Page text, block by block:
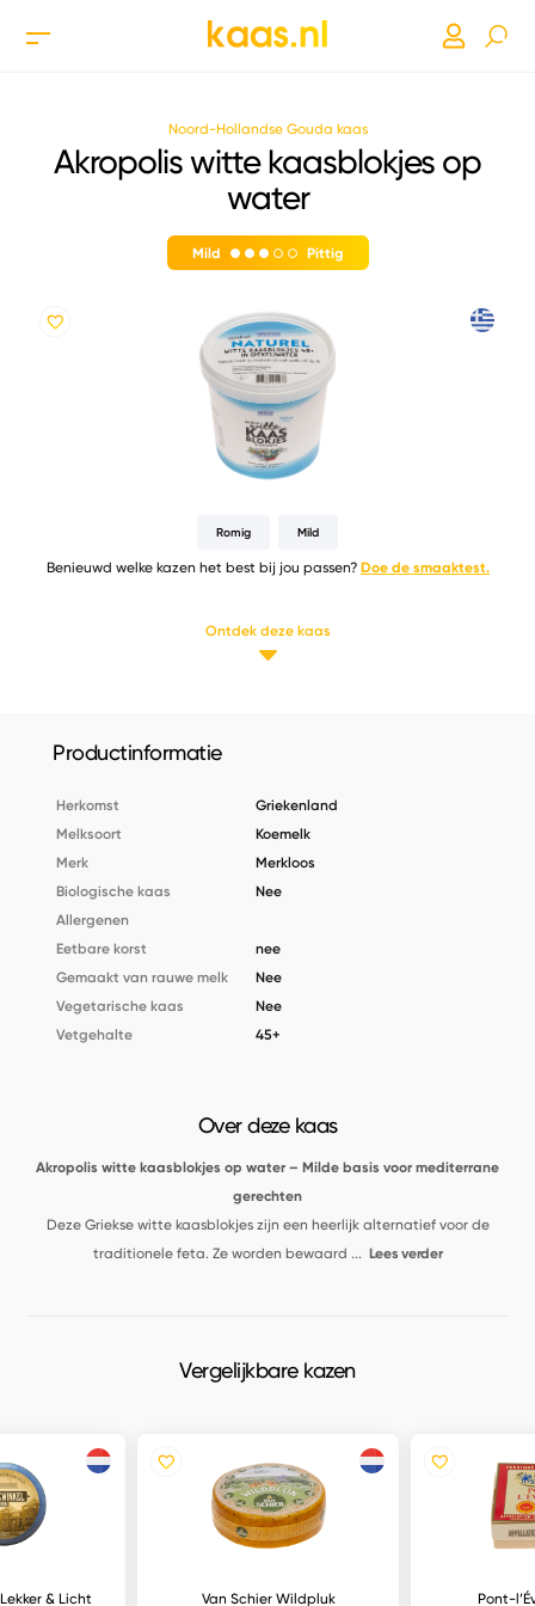
Noord-Hollandse Gouda kaas
Akropolis witte kaasblokjes op
water
Mild Pittig
Romig Mild
Benieuwd welke kazen het best bij jou passen? Doe de smaaktest.
Ontdek deze kaas
Productinformatie
Herkomst
Griekenland
Melksoort
Koemelk
Merk
Merkloos
Biologische kaas
Nee
Allergenen
Eetbare korst
nee
Gemaakt van rauwe melk
Nee
Vegetarische kaas
Nee
Vetgehalte
45+
Over deze kaas
Akropolis witte kaasblokjes op water – Milde basis voor mediterrane
gerechten
Deze Griekse witte kaasblokjes zijn een heerlijk alternatief voor de
traditionele feta. Ze worden bewaard ... Lees verder
Vergelijkbare kazen
& Licht Van Schier Wildpluk Pont-